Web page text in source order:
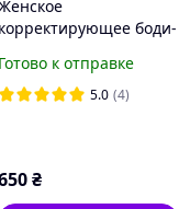
корректирующее боди-
бежевое бесшовное
боди
Готово к отправке
5.0 (4)
₴